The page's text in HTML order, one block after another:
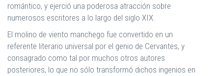
romántico, y ejerció una poderosa atracción sobre
numerosos escritores a lo largo del siglo XIX.
El molino de viento manchego fue convertido en un
referente literario universal por el genio de Cervantes, y
consagrado como tal por muchos otros autores
posteriores, lo que no sólo transformó dichos ingenios en